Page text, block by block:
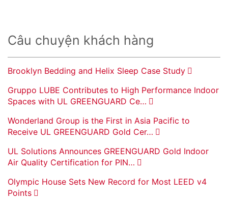
Câu chuyện khách hàng
Brooklyn Bedding and Helix Sleep Case Study
Gruppo LUBE Contributes to High Performance Indoor
Spaces with UL GREENGUARD Ce…
Wonderland Group is the First in Asia Pacific to
Receive UL GREENGUARD Gold Cer…
UL Solutions Announces GREENGUARD Gold Indoor
Air Quality Certification for PIN…
Olympic House Sets New Record for Most LEED v4
Points